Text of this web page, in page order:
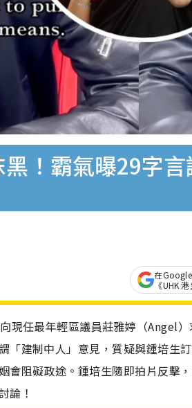
！霸氣曝29字
在
《UHK 港
現任最年輕區議員莊雅婷（Angel
「建制中人」意見，質疑與鍾培生
會阻礙政途。鍾培生隨即拍片反擊
論！